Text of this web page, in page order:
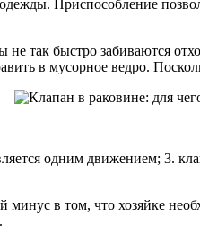
Приспособление
так быстро забиваются
в мусорное ведро.
одним движением; 3.
в том, что хозяйке